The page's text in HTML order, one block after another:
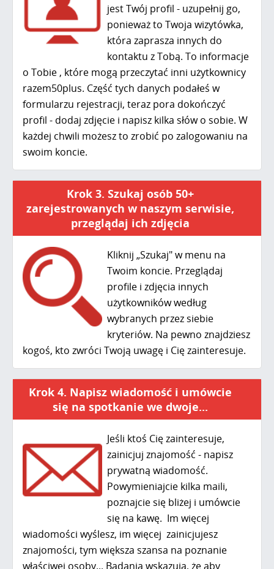
jest Twój profil - uzupełnij go,
ponieważ to Twoja wizytówka,
która zaprasza innych do
kontaktu z Tobą. To informacje
o Tobie , które mogą przeczytać inni użytkownicy
razem50plus. Część tych danych podałeś w
formularzu rejestracji, teraz pora dokończyć
profil - dodaj zdjęcie i napisz kilka słów o sobie. W
każdej chwili możesz to zrobić po zalogowaniu na
swoim koncie.
Krok 3. Szukaj osób 50+
zarejestrowanych w naszym serwisie,
przeglądaj ich zdjęcia
Kliknij „Szukaj" w menu na
Twoim koncie. Przeglądaj
profile i zdjęcia innych
użytkowników według
wybranych przez siebie
kryteriów. Na pewno znajdziesz
kogoś, kto zwróci Twoją uwagę i Cię zainteresuje.
Krok 4. Napisz wiadomość i umówcie
się na spotkanie we dwoje...
Jeśli ktoś Cię zainteresuje,
zainicjuj znajomość - napisz
prywatną wiadomość.
Powymieniajcie kilka maili,
poznajcie się bliżej i umówcie
się na kawę. Im więcej
wiadomości wyślesz, im więcej zainicjujesz
znajomości, tym większa szansa na poznanie
właściwej osoby... Badania wskazują, że aby